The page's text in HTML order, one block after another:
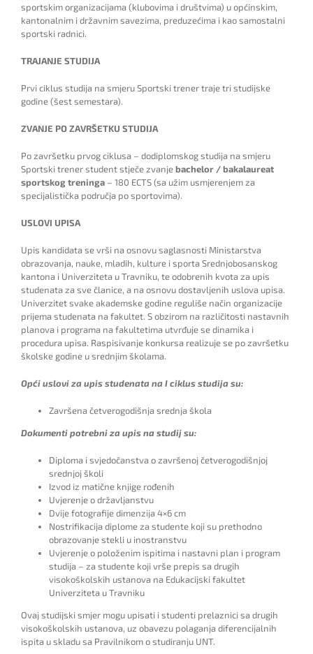
sportskim organizacijama (klubovima i društvima) u općinskim,
kantonalnim i državnim savezima, preduzećima i kao samostalni
sportski radnici.
TRAJANJE STUDIJA
Prvi ciklus studija na smjeru Sportski trener traje tri studijske
godine (šest semestara).
ZVANJE PO ZAVRŠETKU STUDIJA
Po završetku prvog ciklusa – dodiplomskog studija na smjeru
Sportski trener student stječe zvanjebachelor / bakalaureat
sportskog treninga – 180 ECTS (sa užim usmjerenjem za
specijalistička područja po sportovima).
USLOVI UPISA
Upis kandidata se vrši na osnovu saglasnosti Ministarstva
obrazovanja, nauke, mladih, kulture i sporta Srednjobosanskog
kantona i Univerziteta u Travniku, te odobrenih kvota za upis
studenata za sve članice, a na osnovu dostavljenih uslova upisa.
Univerzitet svake akademske godine reguliše način organizacije
prijema studenata na fakultet. S obzirom na različitosti nastavnih
planova i programa na fakultetima utvrđuje se dinamika i
procedura upisa. Raspisivanje konkursa realizuje se po završetku
školske godine u srednjim školama.
Opći uslovi za upis studenata na I ciklus studija su:
Završena četverogodišnja srednja škola
Dokumenti potrebni za upis na studij su:
Diploma i svjedočanstva o završenoj četverogodišnjoj
srednjoj školi
Izvod iz matične knjige rođenih
Uvjerenje o državljanstvu
Dvije fotografije dimenzija 4×6 cm
Nostrifikacija diplome za studente koji su prethodno
obrazovanje stekli u inostranstvu
Uvjerenje o položenim ispitima i nastavni plan i program
studija – za studente koji vrše prepis sa drugih
visokoškolskih ustanova na Edukacijski fakultet
Univerziteta u Travniku
Ovaj studijski smjer mogu upisati i studenti prelaznici sa drugih
visokoškolskih ustanova, uz obavezu polaganja diferencijalnih
ispita u skladu sa Pravilnikom o studiranju UNT.